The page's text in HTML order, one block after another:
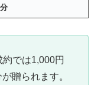
では1,000円
贈られます。